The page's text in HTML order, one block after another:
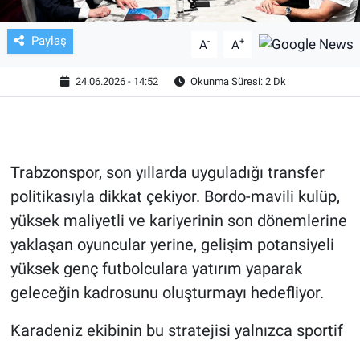
Paylaş A- A+
24.06.2026 - 14:52 Okunma Süresi: 2 Dk
Trabzonspor, son yıllarda uyguladığı transfer
politikasıyla dikkat çekiyor. Bordo-mavili kulüp,
yüksek maliyetli ve kariyerinin son dönemlerine
yaklaşan oyuncular yerine, gelişim potansiyeli
yüksek genç futbolculara yatırım yaparak
geleceğin kadrosunu oluşturmayı hedefliyor.
Karadeniz ekibinin bu stratejisi yalnızca sportif
KÜLTÜR SANAT
ASAYİŞ
ÇEVRE
HABERDE İNSAN
POLİTİKA
SPOR